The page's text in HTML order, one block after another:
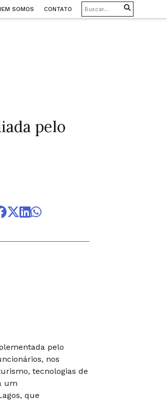
SOMOS CONTATO
pelo
pelo
nos
tecnologias de
um
que